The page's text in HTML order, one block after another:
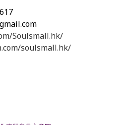
Soulsmall.hk/
soulsmall.hk/